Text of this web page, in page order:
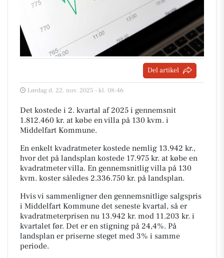
Del artikel
Lørdag d. 22. nov. 2025 - kl. 08:46
Det kostede i 2. kvartal af 2025 i gennemsnit
1.812.460 kr. at købe en villa på 130 kvm. i
Middelfart Kommune.
En enkelt kvadratmeter kostede nemlig 13.942 kr.,
hvor det på landsplan kostede 17.975 kr. at købe en
kvadratmeter villa. En gennemsnitlig villa på 130
kvm. koster således 2.336.750 kr. på landsplan.
Hvis vi sammenligner den gennemsnitlige salgspris
i Middelfart Kommune det seneste kvartal, så er
kvadratmeterprisen nu 13.942 kr. mod 11.203 kr. i
kvartalet før. Det er en stigning på 24,4%. På
landsplan er priserne steget med 3% i samme
periode.